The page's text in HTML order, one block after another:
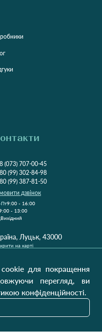
(073) 707-00-45
(99) 302-84-98
(99) 387-81-50
дзвінок
Пт9:00 - 16:00
- 13:00
Вихідний
Луцьк, 43000
на карті
для покращення
перегляд, ви
конфіденційності.